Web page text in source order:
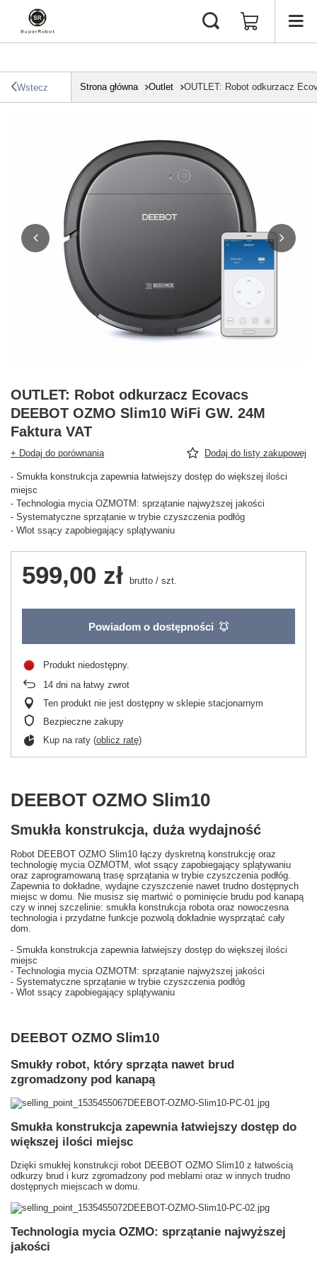
Wstecz Strona główna Outlet OUTLET: Robot odkurzacz
OUTLET: Robot odkurzacz Ecovacs
DEEBOT OZMO Slim10 WiFi GW. 24M
Faktura VAT
+ Dodaj do porównania Dodaj do listy zakupowej
- Smukła konstrukcja zapewnia łatwiejszy dostęp do większej ilości
miejsc
- Technologia mycia OZMOTM: sprzątanie najwyższej jakości
- Systematyczne sprzątanie w trybie czyszczenia podłóg
- Wlot ssący zapobiegający splątywaniu
599,00 zł brutto / szt.
Powiadom o dostępności
Produkt niedostępny
14 dni na łatwy zwrot
Ten produkt nie jest dostępny w sklepie stacjonarnym
Bezpieczne zakupy
Kup na raty (oblicz ratę)
DEEBOT OZMO Slim10
Smukła konstrukcja, duża wydajność
Robot DEEBOT OZMO Slim10 łączy dyskretną konstrukcję oraz
technologię mycia OZMOTM, wlot ssący zapobiegający splątywaniu
oraz zaprogramowaną trasę sprzątania w trybie czyszczenia podłóg.
Zapewnia to dokładne, wydajne czyszczenie nawet trudno dostępnych
miejsc w domu. Nie musisz się martwić o pominięcie brudu pod kanapą
czy w innej szczelinie: smukła konstrukcja robota oraz nowoczesna
technologia i przydatne funkcje pozwolą dokładnie wysprzątać cały
dom.
- Smukła konstrukcja zapewnia łatwiejszy dostęp do większej ilości
miejsc
- Technologia mycia OZMOTM: sprzątanie najwyższej jakości
- Systematyczne sprzątanie w trybie czyszczenia podłóg
- Wlot ssący zapobiegający splątywaniu
DEEBOT OZMO Slim10
Smukły robot, który sprząta nawet brud
zgromadzony pod kanapą
Smukła konstrukcja zapewnia łatwiejszy dostęp do
większej ilości miejsc
Dzięki smukłej konstrukcji robot DEEBOT OZMO Slim10 z łatwością
odkurzy brud i kurz zgromadzony pod meblami oraz w innych trudno
dostępnych miejscach w domu.
Technologia mycia OZMO: sprzątanie najwyższej
jakości